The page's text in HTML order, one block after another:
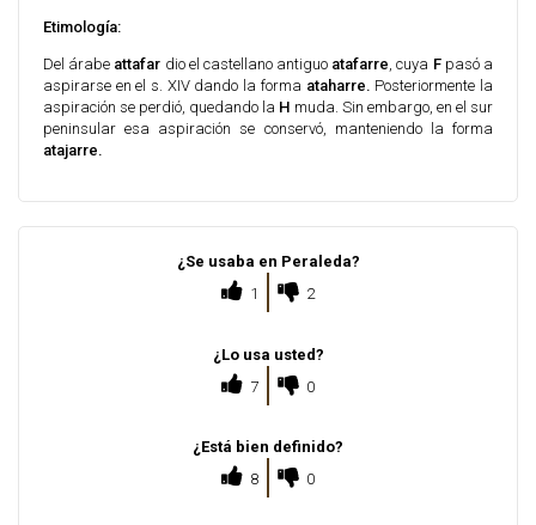
Etimología:
Del árabe attafar dio el castellano antiguo atafarre, cuya Fpasó a
aspirarse en el s. XIV dando la forma ataharre. Posteriormente la
aspiración se perdió, quedando la H muda. Sin embargo, en el sur
peninsular esa aspiración se conservó, manteniendo la forma
atajarre.
¿Se usaba en Peraleda?
1
2
¿Lo usa usted?
7
0
¿Está bien definido?
8
0